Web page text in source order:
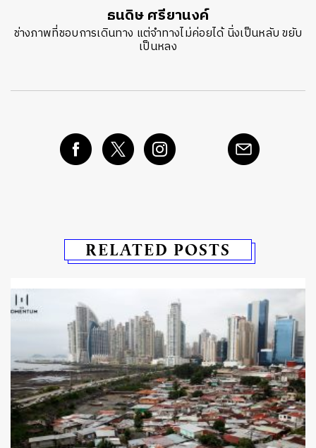
ธนดิษ​ ศรี​ยา​นงค์​
ช่างภาพที่ชอบการเดินทาง แต่จำทางไม่ค่อยได้ นิ่งเป็นหลับ ขยับ
เป็นหลง
RELATED POSTS